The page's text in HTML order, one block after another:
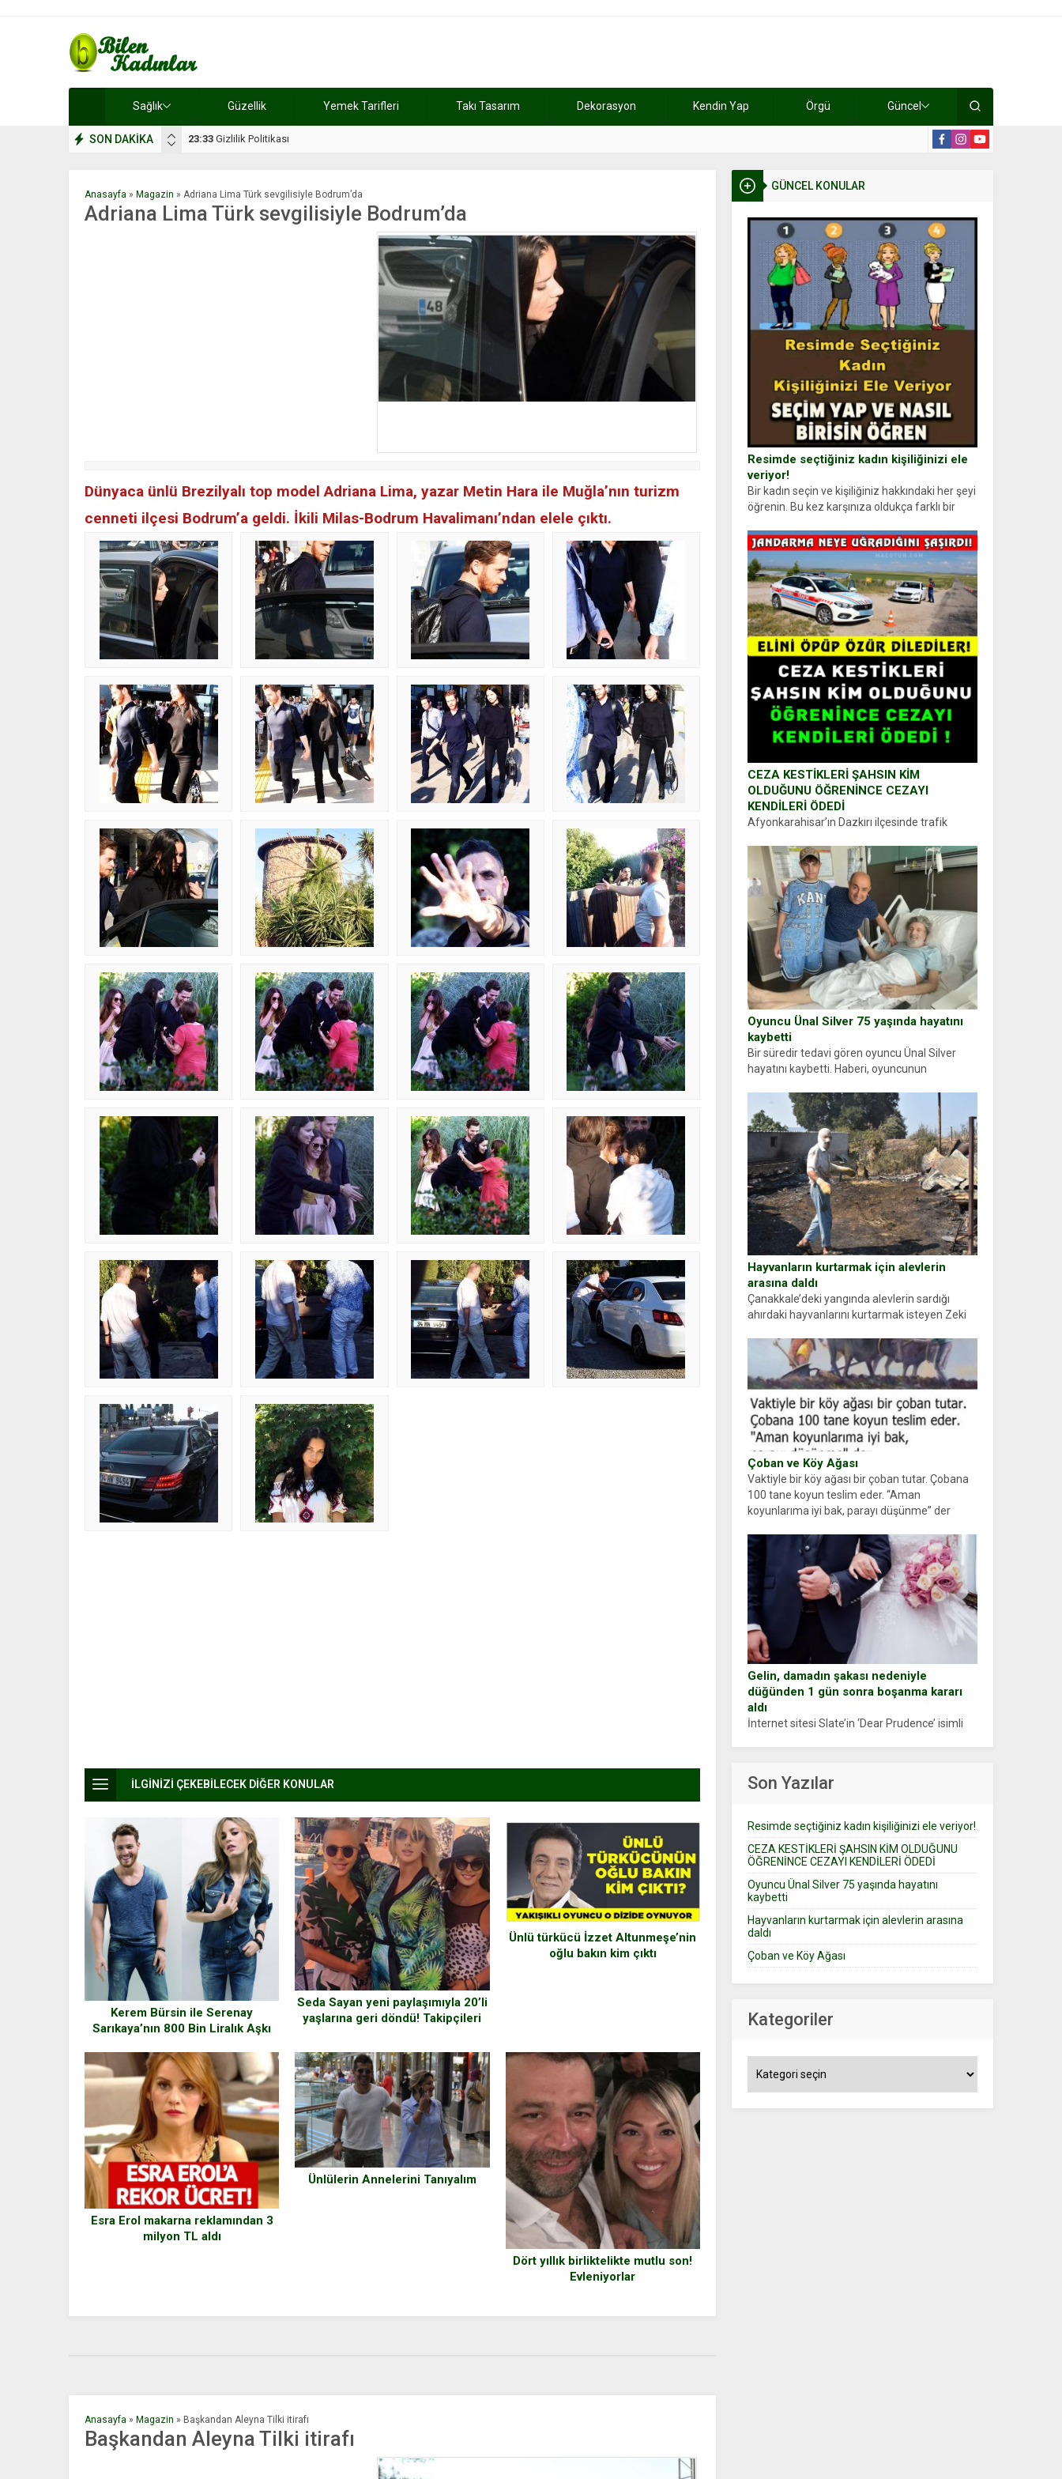
Sağlık Güzellik Yemek Tarifleri Takı Tasarım Dekorasyon Kendin Yap Örgü Güncel
SON DAKİKA 17:08 Dilan, düğününe 5 gün kala hayatını kaybetti
GÜNCEL KONULAR
Resimde seçtiğiniz kadın kişiliğinizi ele
veriyor!
Bir kadın seçin ve kişiliğiniz hakkındaki her şeyi
öğrenin. Bu kez karşınıza oldukça farklı bir
kadın figürlerinden dikkatinizi en...
CEZA KESTİKLERİ ŞAHSIN KİM
OLDUĞUNU ÖĞRENİNCE CEZAYI
KENDİLERİ ÖDEDİ
Afyonkarahisar’ın Dazkırı ilçesinde trafik
durdurdukları bir otomobilin sürücüsünden
ehliyet ve ruhsat sorup belgelerini istedi.
Sürücü Abdurrahman Ö.nün verdiği evraklarda
eksik olduğunu...
Oyuncu Ünal Silver 75 yaşında hayatını
kaybetti
Bir süredir tedavi gören oyuncu Ünal Silver
hayatını kaybetti. Haberi, oyuncunun
sosyal medya hesabında “Usta Oyuncumuz ve
çok değerli dostumuz...
Hayvanların kurtarmak için alevlerin
arasına daldı
Çanakkale’deki yangında alevlerin sardığı
ahırdaki hayvanlarını kurtarmak isteyen Zeki
ellerinde yanıklar oluşan Demir, kâbus dolu
anları anlattı… Merkeze bağlı...
Çoban ve Köy Ağası
Vaktiyle bir köy ağası bir çoban tutar. Çobana
100 tane koyun teslim eder. “Aman
koyunlarıma iyi bak, parayı düşünme” der
Gelin, damadın şakası nedeniyle
düğünden 1 gün sonra boşanma kararı
aldı
İnternet sitesi Slate’in ‘Dear Prudence’ isimli
Son Yazılar
Resimde seçtiğiniz kadın kişiliğinizi ele veriyor!
CEZA KESTİKLERİ ŞAHSIN KİM OLDUĞUNU
ÖĞRENİNCE CEZAYI KENDİLERİ ÖDEDİ
Oyuncu Ünal Silver 75 yaşında hayatını
kaybetti
Hayvanların kurtarmak için alevlerin arasına
daldı
Çoban ve Köy Ağası
Kategoriler
Anasayfa » Magazin » Adriana Lima Türk sevgilisiyle Bodrum’da
Adriana Lima Türk sevgilisiyle Bodrum’da
Dünyaca ünlü Brezilyalı top model Adriana Lima, yazar Metin Hara ile Muğla’nın turizm
cenneti ilçesi Bodrum’a geldi. İkili Milas-Bodrum Havalimanı’ndan elele çıktı.
İLGİNİZİ ÇEKEBİLECEK DİĞER KONULAR
Kerem Bürsin ile Serenay
Sarıkaya’nın 800 Bin Liralık Aşkı
Seda Sayan yeni paylaşımıyla 20’li
yaşlarına geri döndü! Takipçileri
Ünlü türkücü İzzet Altunmeşe’nin
oğlu bakın kim çıktı
Esra Erol makarna reklamından 3
milyon TL aldı
Ünlülerin Annelerini Tanıyalım
Dört yıllık birliktelikte mutlu son!
Evleniyorlar
Anasayfa » Magazin » Başkandan Aleyna Tilki itirafı
Başkandan Aleyna Tilki itirafı